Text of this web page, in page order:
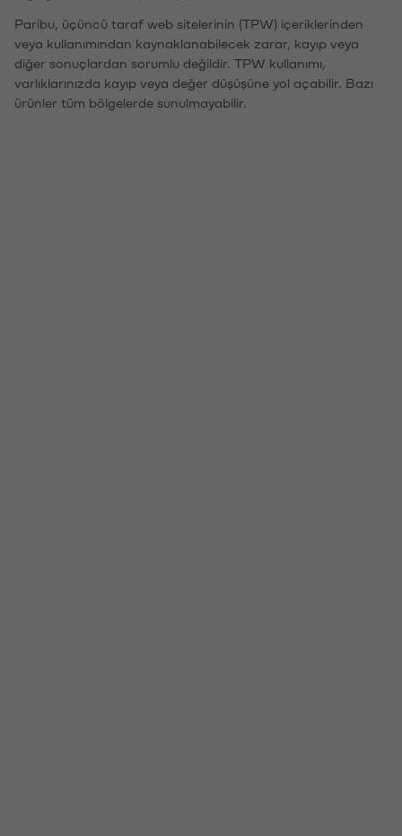
Paribu, üçüncü taraf web sitelerinin (TPW) içeriklerinden
veya kullanımından kaynaklanabilecek zarar, kayıp veya
diğer sonuçlardan sorumlu değildir. TPW kullanımı,
varlıklarınızda kayıp veya değer düşüşüne yol açabilir. Bazı
ürünler tüm bölgelerde sunulmayabilir.